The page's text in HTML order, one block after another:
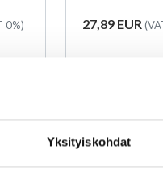
Yksityiskohdat
0%) Price
27,89 EUR